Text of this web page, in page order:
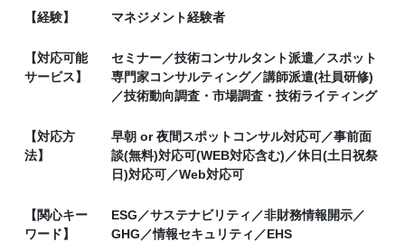
【経験】 マネジメント経験者
【対応可能
サービス】
セミナー／技術コンサルタント派遣／スポット
専門家コンサルティング／講師派遣(社員研修)
／技術動向調査・市場調査・技術ライティング
【対応方
法】
早朝 or 夜間スポットコンサル対応可／事前面
談(無料)対応可(WEB対応含む)／休日(土日祝祭
日)対応可／Web対応可
【関心キー
ワード】
ESG／サステナビリティ／非財務情報開示／
GHG／情報セキュリティ／EHS